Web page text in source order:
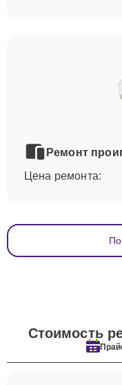
Ремонт
Цена ремонта:
Стоимость